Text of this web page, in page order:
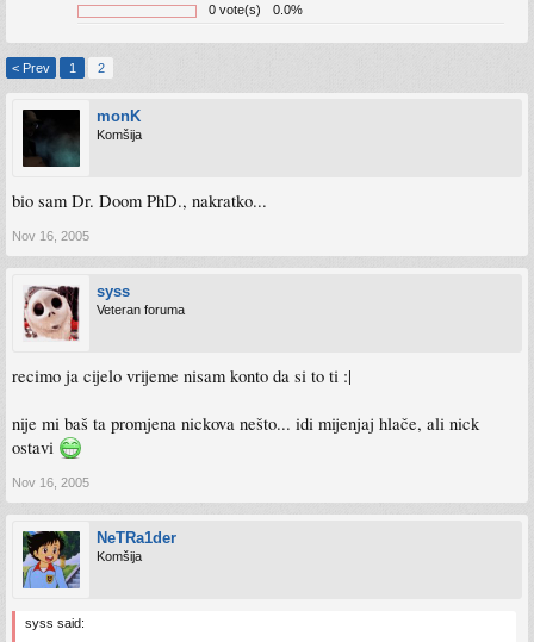
0 vote(s) 0.0%
< Prev 1 2
monK
Komšija
bio sam Dr. Doom PhD., nakratko...
Nov 16, 2005
syss
Veteran foruma
recimo ja cijelo vrijeme nisam konto da si to ti :|
nije mi baš ta promjena nickova nešto... idi mijenjaj hlače, ali nick
ostavi
Nov 16, 2005
NeTRa1der
Komšija
syss said: